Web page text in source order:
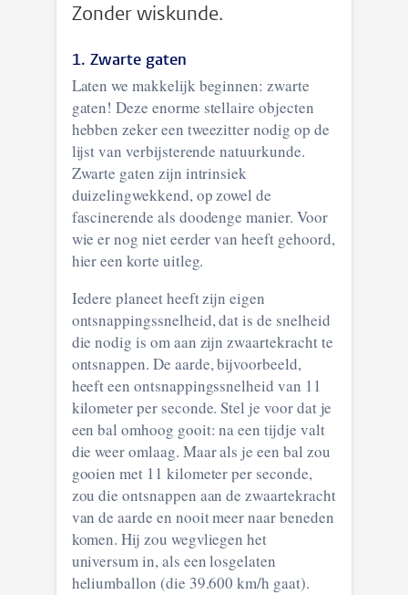
Zonder wiskunde.
1. Zwarte gaten
Laten we makkelijk beginnen: zwarte
gaten! Deze enorme stellaire objecten
hebben zeker een tweezitter nodig op de
lijst van verbijsterende natuurkunde.
Zwarte gaten zijn intrinsiek
duizelingwekkend, op zowel de
fascinerende als doodenge manier. Voor
wie er nog niet eerder van heeft gehoord,
hier een korte uitleg.
Iedere planeet heeft zijn eigen
ontsnappingssnelheid, dat is de snelheid
die nodig is om aan zijn zwaartekracht te
ontsnappen. De aarde, bijvoorbeeld,
heeft een ontsnappingssnelheid van 11
kilometer per seconde. Stel je voor dat je
een bal omhoog gooit: na een tijdje valt
die weer omlaag. Maar als je een bal zou
gooien met 11 kilometer per seconde,
zou die ontsnappen aan de zwaartekracht
van de aarde en nooit meer naar beneden
komen. Hij zou wegvliegen het
universum in, als een losgelaten
heliumballon (die 39.600 km/h gaat).